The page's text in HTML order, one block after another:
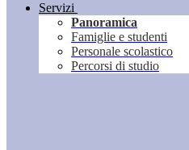
Servizi
Panoramica
Famiglie e studenti
Personale scolastico
Percorsi di studio